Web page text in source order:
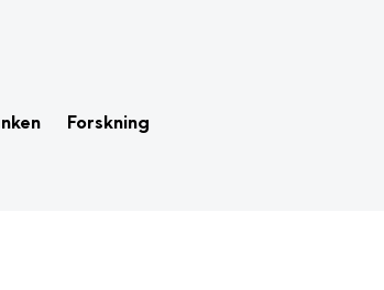
Forskning